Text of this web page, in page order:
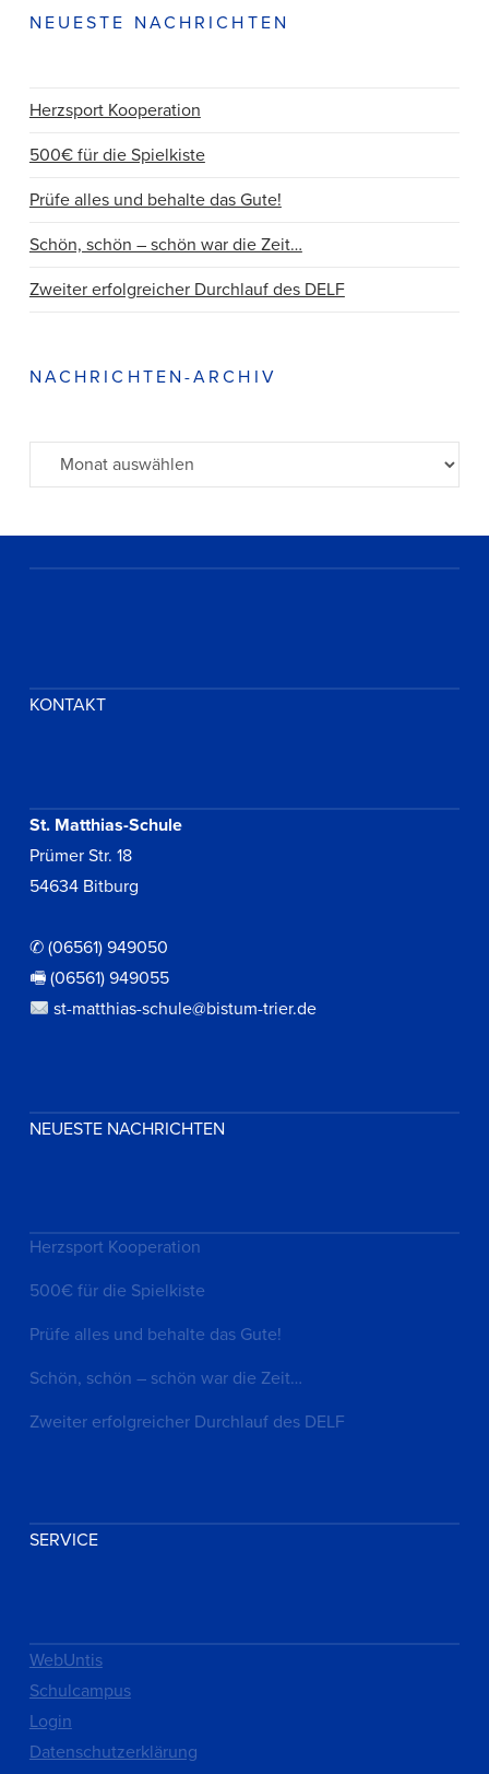
NEUESTE NACHRICHTEN
Herzsport Kooperation
500€ für die Spielkiste
Prüfe alles und behalte das Gute!
Schön, schön – schön war die Zeit…
Zweiter erfolgreicher Durchlauf des DELF
NACHRICHTEN-ARCHIV
Archiv
KONTAKT
St. Matthias-Schule
Prümer Str. 18
54634 Bitburg
✆ (06561) 949050
🖷 (06561) 949055
st-matthias-schule@bistum-trier.de
NEUESTE NACHRICHTEN
Herzsport Kooperation
500€ für die Spielkiste
Prüfe alles und behalte das Gute!
Schön, schön – schön war die Zeit…
Zweiter erfolgreicher Durchlauf des DELF
SERVICE
WebUntis
Schulcampus
Login
Datenschutzerklärung